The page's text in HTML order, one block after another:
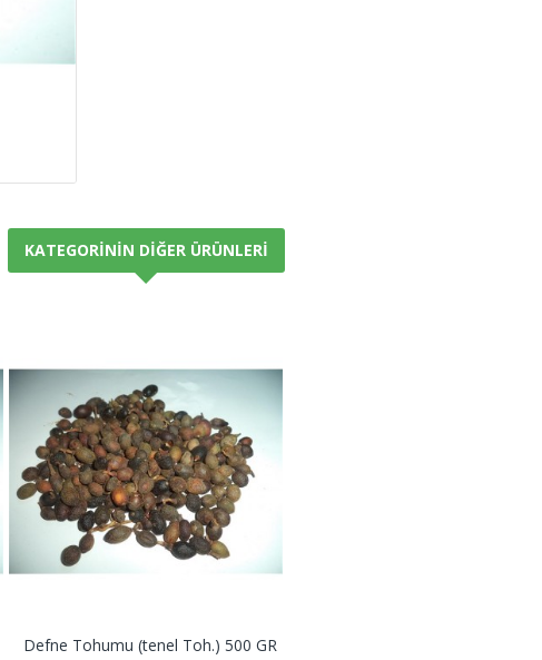
KATEGORININ DIĞER ÜRÜNLERI
Defne Tohumu (tenel Toh.) 500 GR